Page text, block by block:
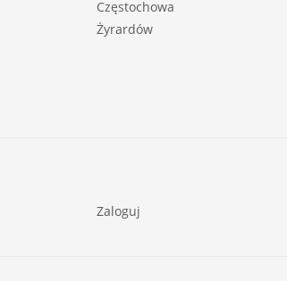
Częstochowa
Żyrardów
Zaloguj